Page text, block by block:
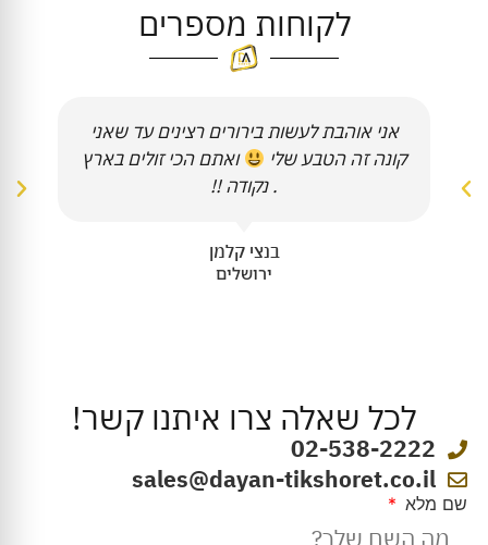
לקוחות מספרים
אני אוהבת לעשות בירורים רצינים עד שאני
קונה זה הטבע שלי
ואתם הכי זולים בארץ
. נקודה !!
בנצי קלמן
ירושלים
לכל שאלה צרו איתנו קשר!
02-538-2222
sales@dayan-tikshoret.co.il
שם מלא